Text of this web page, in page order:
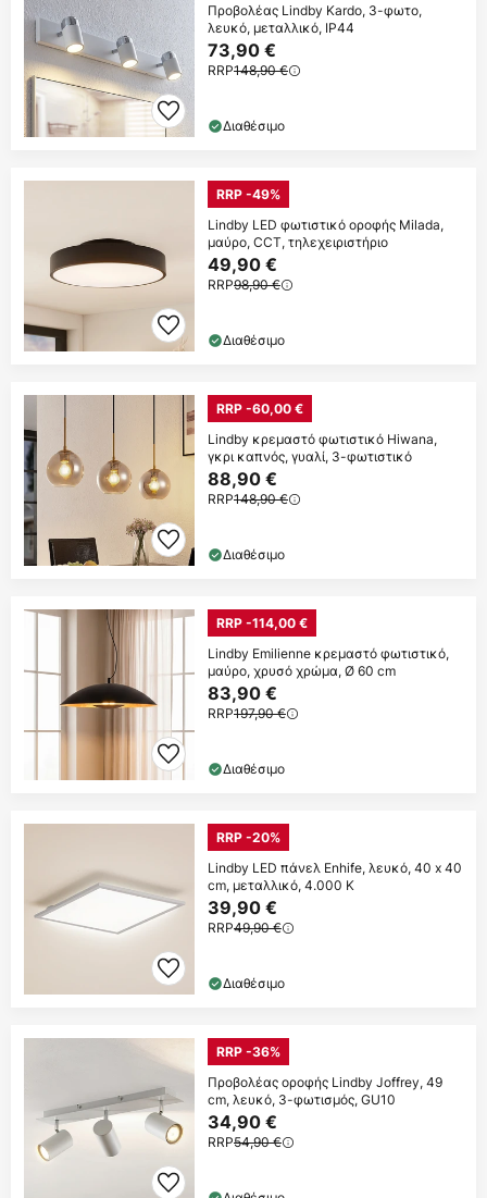
Προβολέας Lindby Kardo, 3-φωτο,
λευκό, μεταλλικό, IP44
73,90 €
RRP148,90 €
Διαθέσιμο
RRP -49%
Lindby LED φωτιστικό οροφής Milada,
μαύρο, CCT, τηλεχειριστήριο
49,90 €
RRP98,90 €
Διαθέσιμο
RRP -60,00 €
Lindby κρεμαστό φωτιστικό Hiwana,
γκρι καπνός, γυαλί, 3-φωτιστικό
88,90 €
RRP148,90 €
Διαθέσιμο
RRP -114,00 €
Lindby Emilienne κρεμαστό φωτιστικό,
μαύρο, χρυσό χρώμα, Ø 60 cm
83,90 €
RRP197,90 €
Διαθέσιμο
RRP -20%
Lindby LED πάνελ Enhife, λευκό, 40 x 40
cm, μεταλλικό, 4.000 K
39,90 €
RRP49,90 €
Διαθέσιμο
RRP -36%
Προβολέας οροφής Lindby Joffrey, 49
cm, λευκό, 3-φωτισμός, GU10
34,90 €
RRP54,90 €